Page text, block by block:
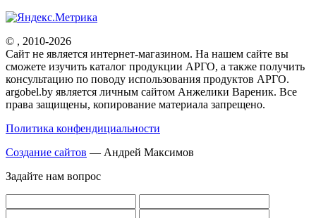
© , 2010-2026
Cайт не является интернет-магазином. На нашем сайте вы
сможете изучить каталог продукции АРГО, а также получить
консультацию по поводу использования продуктов АРГО.
argobel.by является личным сайтом Анжелики Вареник. Все
права защищены, копирование материала запрещено.
Политика конфендициальности
Создание сайтов — Андрей Максимов
Задайте нам вопрос